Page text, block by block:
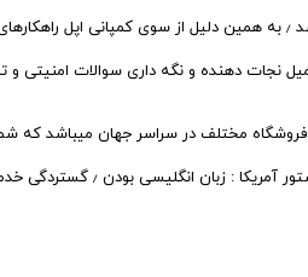
چگونه میتوانم شناسه خود را با بالاترین سطح امنیت نگه داری کنم ؟‌ امنیت و حریم خصوصی
آیا میتوان شناسه اپل خود را به فروشگاهی غیر از ایالات متحده آمریکا انتقال داد ؟‌ بله .
خود را از فروشگاه کشور مورد نظر